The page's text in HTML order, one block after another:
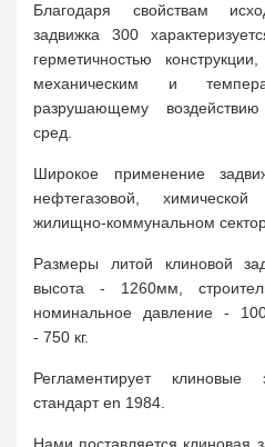
Благодаря свойствам
задвижка 300
герметичностью
механическим и
разрушающему
сред.
Широкое применение
нефтегазовой,
жилищно-коммунальном
Размеры литой клиновой
высота - 1260мм,
номинальное давление -
- 750 кг.
Регламентирует
стандарт en 1984.